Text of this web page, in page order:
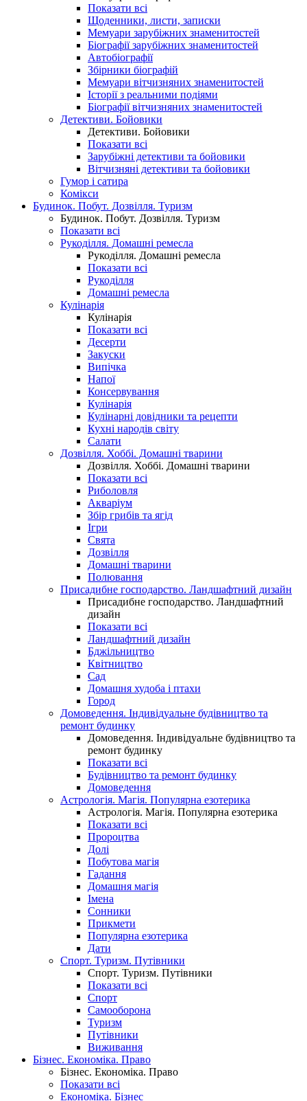
Показати всі
Щоденники, листи, записки
Мемуари зарубіжних знаменитостей
Біографії зарубіжних знаменитостей
Автобіографії
Збірники біографій
Мемуари вітчизняних знаменитостей
Історії з реальними подіями
Біографії вітчизняних знаменитостей
Детективи. Бойовики
Детективи. Бойовики
Показати всі
Зарубіжні детективи та бойовики
Вітчизняні детективи та бойовики
Гумор і сатира
Комікси
Будинок. Побут. Дозвілля. Туризм
Будинок. Побут. Дозвілля. Туризм
Показати всі
Рукоділля. Домашні ремесла
Рукоділля. Домашні ремесла
Показати всі
Рукоділля
Домашні ремесла
Кулінарія
Кулінарія
Показати всі
Десерти
Закуски
Випічка
Напої
Консервування
Кулінарія
Кулінарні довідники та рецепти
Кухні народів світу
Салати
Дозвілля. Хоббі. Домашні тварини
Дозвілля. Хоббі. Домашні тварини
Показати всі
Риболовля
Акваріум
Збір грибів та ягід
Ігри
Свята
Дозвілля
Домашні тварини
Полювання
Присадибне господарство. Ландшафтний дизайн
Присадибне господарство. Ландшафтний
дизайн
Показати всі
Ландшафтний дизайн
Бджільництво
Квітництво
Сад
Домашня худоба і птахи
Город
Домоведення. Індивідуальне будівництво та
ремонт будинку
Домоведення. Індивідуальне будівництво та
ремонт будинку
Показати всі
Будівництво та ремонт будинку
Домоведення
Астрологія. Магія. Популярна езотерика
Астрологія. Магія. Популярна езотерика
Показати всі
Пророцтва
Долі
Побутова магія
Гадання
Домашня магія
Імена
Сонники
Прикмети
Популярна езотерика
Дати
Спорт. Туризм. Путівники
Спорт. Туризм. Путівники
Показати всі
Спорт
Самооборона
Туризм
Путівники
Виживання
Бізнес. Економіка. Право
Бізнес. Економіка. Право
Показати всі
Економіка. Бізнес